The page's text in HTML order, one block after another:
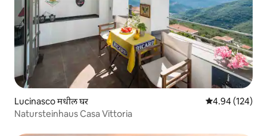
Lucinasco मधील घर 5 पैकी 4.94
4.94 (124)
Natursteinhaus Casa Vittoria